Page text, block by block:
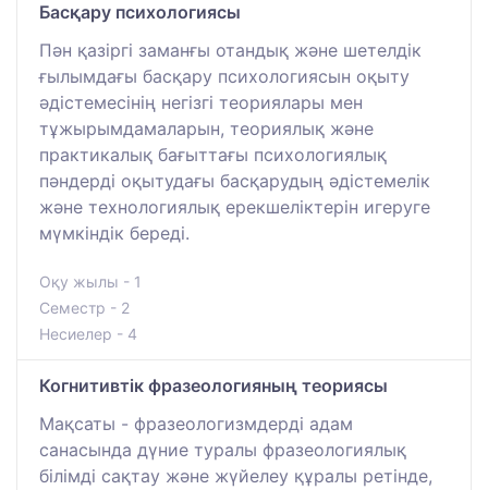
Басқару психологиясы
Пән қазіргі заманғы отандық және шетелдік
ғылымдағы басқару психологиясын оқыту
әдістемесінің негізгі теориялары мен
тұжырымдамаларын, теориялық және
практикалық бағыттағы психологиялық
пәндерді оқытудағы басқарудың әдістемелік
және технологиялық ерекшеліктерін игеруге
мүмкіндік береді.
Оқу жылы - 1
Семестр - 2
Несиелер - 4
Когнитивтік фразеологияның теориясы
Мақсаты - фразеологизмдерді адам
санасында дүние туралы фразеологиялық
білімді сақтау және жүйелеу құралы ретінде,